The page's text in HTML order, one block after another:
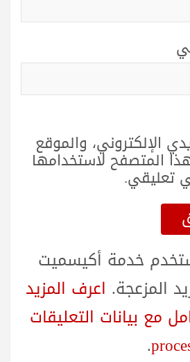
الإلكتروني، والموقع
المتصفح لاستخدامها
تعليقي.
خدمة أكيسميت
المزعجة. اعرف المزيد
مع بيانات التعليقات
.